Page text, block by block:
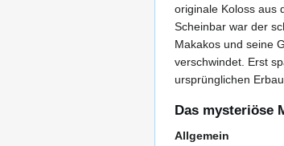
originale Koloss aus
Scheinbar war der
Makakos und seine
verschwindet. Erst
ursprünglichen
Das mysteriöse
Allgemein